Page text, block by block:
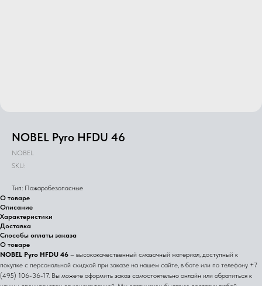
NOBEL Pyro HFDU 46
NOBEL
SKU:
Тип: Пожаробезопасные
О товаре
Описание
Характеристики
Доставка
Способы оплаты заказа
О товаре
NOBEL Pyro HFDU 46 – высококачественный смазочный материал, доступный к
покупке с персональной скидкой при заказе на нашем сайте, в боте или по телефону +7
(495) 106-36-17. Вы можете оформить заказ самостоятельно онлайн или обратиться к